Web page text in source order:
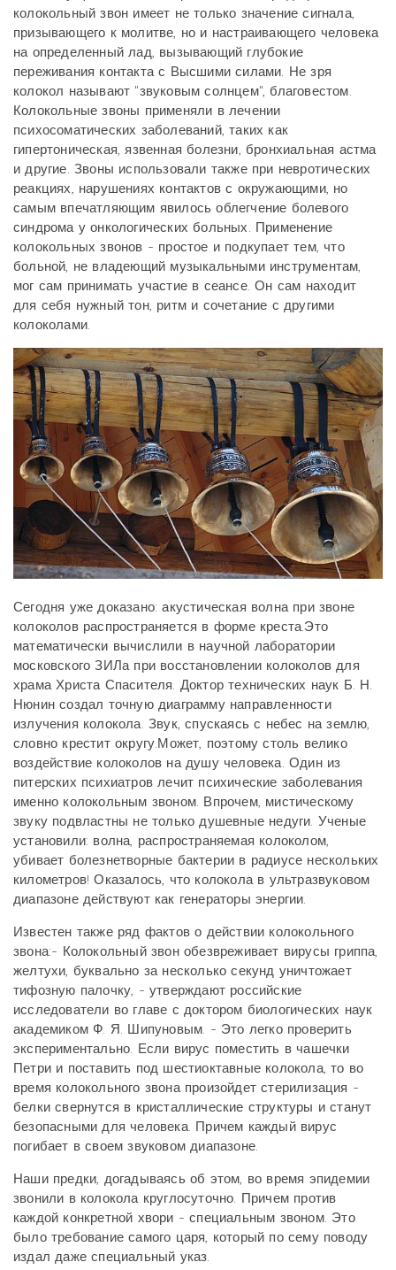
колокольный звон имеет не только значение сигнала,
призывающего к молитве, но и настраивающего человека
на определенный лад, вызывающий глубокие
переживания контакта с Высшими силами. Не зря
колокол называют "звуковым солнцем", благовестом.
Колокольные звоны применяли в лечении
психосоматических заболеваний, таких как
гипертоническая, язвенная болезни, бронхиальная астма
и другие. Звоны использовали также при невротических
реакциях, нарушениях контактов с окружающими, но
самым впечатляющим явилось облегчение болевого
синдрома у онкологических больных. Применение
колокольных звонов - простое и подкупает тем, что
больной, не владеющий музыкальными инструментам,
мог сам принимать участие в сеансе. Он сам находит
для себя нужный тон, ритм и сочетание с другими
колоколами.
Сегодня уже доказано: акустическая волна при звоне
колоколов распространяется в форме креста.Это
математически вычислили в научной лаборатории
московского ЗИЛа при восстановлении колоколов для
храма Христа Спасителя. Доктор технических наук Б. Н.
Нюнин создал точную диаграмму направленности
излучения колокола. Звук, спускаясь с небес на землю,
словно крестит округу.Может, поэтому столь велико
воздействие колоколов на душу человека. Один из
питерских психиатров лечит психические заболевания
именно колокольным звоном. Впрочем, мистическому
звуку подвластны не только душевные недуги. Ученые
установили: волна, распространяемая колоколом,
убивает болезнетворные бактерии в радиусе нескольких
километров! Оказалось, что колокола в ультразвуковом
диапазоне действуют как генераторы энергии.
Известен также ряд фактов о действии колокольного
звона:- Колокольный звон обезвреживает вирусы гриппа,
желтухи, буквально за несколько секунд уничтожает
тифозную палочку, - утверждают российские
исследователи во главе с доктором биологических наук
академиком Ф. Я. Шипуновым. - Это легко проверить
экспериментально. Если вирус поместить в чашечки
Петри и поставить под шестиоктавные колокола, то во
время колокольного звона произойдет стерилизация -
белки свернутся в кристаллические структуры и станут
безопасными для человека. Причем каждый вирус
погибает в своем звуковом диапазоне.
Наши предки, догадываясь об этом, во время эпидемии
звонили в колокола круглосуточно. Причем против
каждой конкретной хвори - специальным звоном. Это
было требование самого царя, который по сему поводу
издал даже специальный указ.